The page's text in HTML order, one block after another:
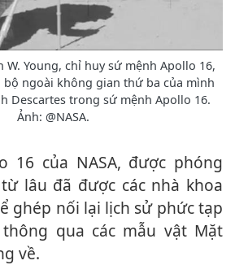
Young, chỉ huy sứ mệnh Apollo 16,
ngoài không gian thứ ba của mình
Descartes trong sứ mệnh Apollo 16.
Ảnh: @NASA.
lâu đã được các nhà khoa
ghép nối lại lịch sử phức tạp
qua các mẫu vật Mặt
về.